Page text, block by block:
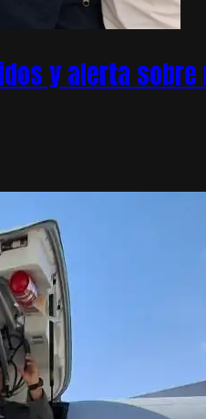
y alerta